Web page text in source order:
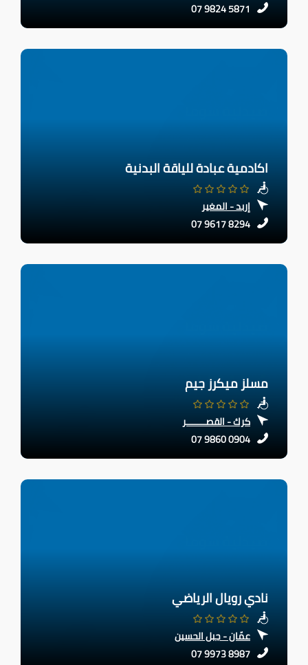
07 9824 5871
اكادمية عبادة للياقة البدنية
إربد - المغير
07 9617 8294
مسلز ميكرز جيم
كرك - القصـــــــر
07 9860 0904
نادي رويال الرياضي
عمّان - جبل الحسين
07 9973 8987